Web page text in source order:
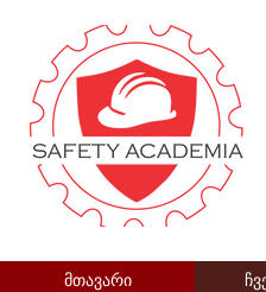
მთავარი